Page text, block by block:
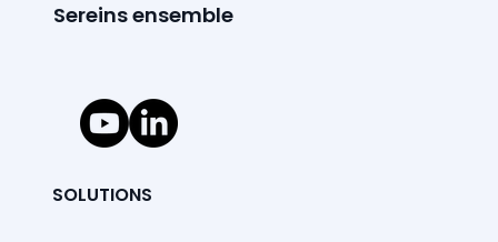
Sereins ensemble
SOLUTIONS